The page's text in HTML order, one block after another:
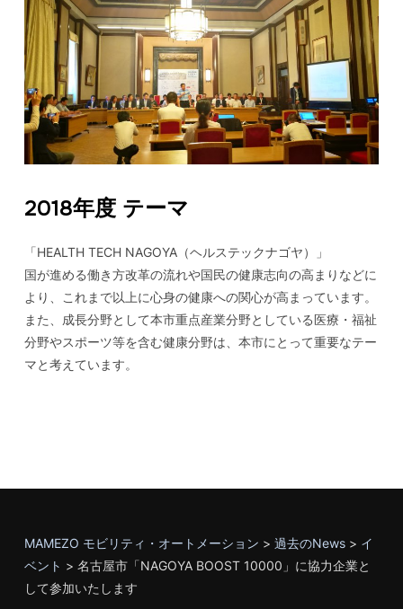
2018年度 テーマ
「HEALTH TECH NAGOYA（ヘルステックナゴヤ）」
国が進める働き⽅改⾰の流れや国⺠の健康志向の⾼まりなどに
より、これまで以上に⼼⾝の健康への関⼼が⾼まっています。
また、成⻑分野として本市重点産業分野としている医療・福祉
分野やスポーツ等を含む健康分野は、本市にとって重要なテー
マと考えています。
MAMEZO モビリティ・オートメーション > 過去のNews> イ
ベント > 名古屋市「NAGOYA BOOST 10000」に協力企業と
して参加いたします